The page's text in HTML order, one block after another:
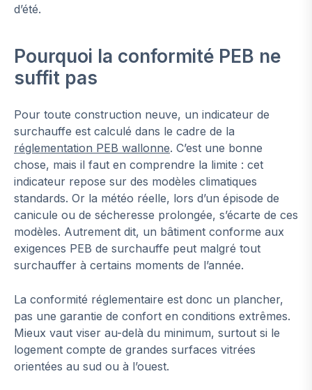
d’été.
Pourquoi la conformité PEB ne
suffit pas
Pour toute construction neuve, un indicateur de
surchauffe est calculé dans le cadre de la
réglementation PEB wallonne. C’est une bonne
chose, mais il faut en comprendre la limite : cet
indicateur repose sur des modèles climatiques
standards. Or la météo réelle, lors d’un épisode de
canicule ou de sécheresse prolongée, s’écarte de ces
modèles. Autrement dit, un bâtiment conforme aux
exigences PEB de surchauffe peut malgré tout
surchauffer à certains moments de l’année.
La conformité réglementaire est donc un plancher,
pas une garantie de confort en conditions extrêmes.
Mieux vaut viser au-delà du minimum, surtout si le
logement compte de grandes surfaces vitrées
orientées au sud ou à l’ouest.